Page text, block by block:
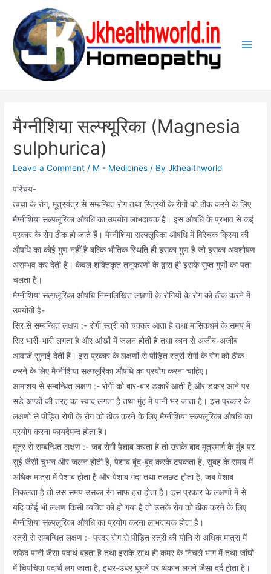
content
मैग्नीशिया सल्फ्यूरिका (Magnesia
sulphurica)
Leave a Comment / M - Medicines / ByJkhealthworld
परिचय-
त्वचा के रोग, मूत्रयंत्र से सम्बन्धित रोग तथा स्त्रियों के रोगों को ठीक करने के लिए
मैग्नीशिया सल्फ्लूरिका औषधि का उपयोग लाभदायक है। इस औषधि के प्रभाव से कई
प्रकार के रोग ठीक हो जाते हैं। मैग्नीशिया सल्फ्लूरिका औषधि में विरेचक क्रिया की
औषधि का कोई गुण नहीं है बल्कि भौतिक स्थिति ही इसका गुण है जो इसका अवशोषण
असम्भव कर देती है। केवल शक्तिकृत तनूकरणों के द्वारा ही इसके सुप्त गुणों का पता
चलता है।
मैग्नीशिया सल्फ्लूरिका औषधि निम्नलिखित लक्षणों के रोगियों के रोग को ठीक करने में
उपयोगी है-
सिर से सम्बन्धित लक्षण :- रोगी स्त्री को चक्कर आता है तथा मासिकधर्म के समय में
सिर भारी-भारी लगता है और आंखों में जलन होती है तथा कान से अजीब-अजीब
आवाजें सुनाई देती हैं। इस प्रकार के लक्षणों से पीड़ित स्त्री रोगी के रोग को ठीक
करने के लिए मैग्नीशिया सल्फ्लूरिका औषधि का प्रयोग करना चाहिए।
आमाशय से सम्बन्धित लक्षण :- रोगी को बार-बार डकारें आती हैं और डकार आने पर
सड़े अण्डों की तरह का स्वाद लगता है तथा मुंह में पानी भर जाता है। इस प्रकार के
लक्षणों से पीड़ित रोगी के रोग को ठीक करने के लिए मैग्नीशिया सल्फ्लूरिका औषधि का
प्रयोग करना फायदेमन्द होता है।
मूत्र से सम्बन्धित लक्षण :- जब रोगी पेशाब करता है तो उसके बाद मूत्रमार्ग के मुंह पर
सुई जैसी चुभन और जलन होती है, पेशाब बूंद-बूंद करके टपकता है, सुबह के समय में
अधिक मात्रा में पेशाब होता है और पेशाब गंदा तथा तलछट होता है, जब पेशाब
निकलता है तो उस समय उसका रंग साफ हरा होता है। इस प्रकार के लक्षणों में से
यदि कोई भी लक्षण किसी व्यक्ति को हो गया है तो उसके रोग को ठीक करने के लिए
मैग्नीशिया सल्फ्लूरिका औषधि का प्रयोग करना लाभदायक होता है।
स्त्री से सम्बन्धित लक्षण :- प्रदर रोग से पीड़ित स्त्री की योनि से अधिक मात्रा में
सफेद पानी जैसा पदार्थ बहता है तथा इसके साथ ही कमर के निचले भाग में तथा जांघों
में चिपचिपा पदार्थ लग जाता है, इधर-उधर घूमने पर थकान लगने जैसा दर्द होता है।